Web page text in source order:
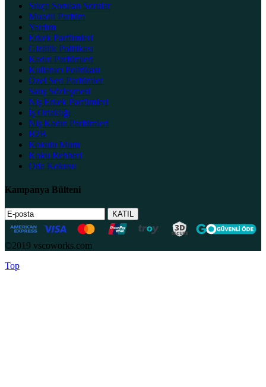
Sıkça Sorulan Sorular
Muadil Parfüm
Yardım
Erkek Parfümleri
Gizlilik Politikası
Kadın Parfümleri
Kullanıcı Politikası
Özel Seri Parfümler
Satış Sözleşmesi
Niş Erkek Parfümleri
İş Ortaklığı
Niş Kadın Parfümleri
B2B
Kokulu Mum
Koku Rehberi
Oda Kokusu
Kampanya Bülteni
©2019 vscoworks.com
Top